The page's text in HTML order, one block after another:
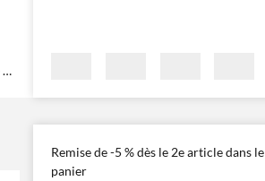
Aiguiseur de lames
Remise de -5 % dès le 2e article dans le
panier